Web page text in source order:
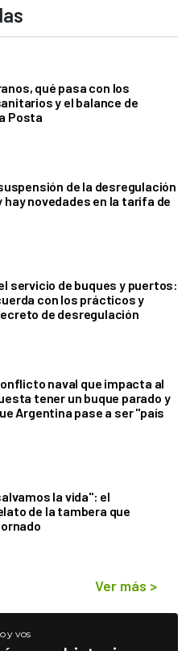
qué pasa con los
y el balance de
Posta
de la desregulación
novedades en la tarifa de
servicio de buques y puertos:
con los prácticos y
de desregulación
naval que impacta al
tener un buque parado y
Argentina pase a ser "país
la vida": el
de la tambera que
Ver más >
y vos